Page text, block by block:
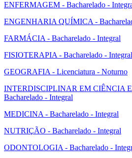
ENFERMAGEM - Bacharelado -
ENGENHARIA QUÍMICA -
FARMÁCIA - Bacharelado - Integral
FISIOTERAPIA - Bacharelado - Integral
GEOGRAFIA - Licenciatura - Noturno
INTERDISCIPLINAR EM CIÊNCIA
Bacharelado - Integral
MEDICINA - Bacharelado - Integral
NUTRIÇÃO - Bacharelado - Integral
ODONTOLOGIA - Bacharelado -